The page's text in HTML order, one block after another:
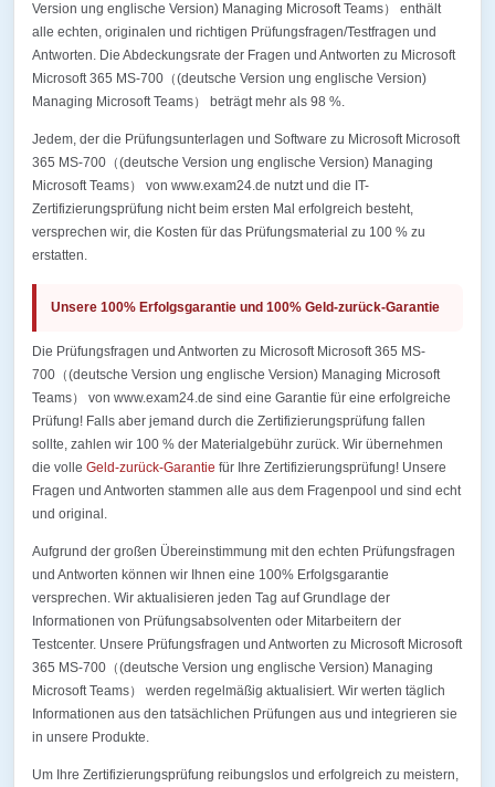
Version ung englische Version) Managing Microsoft Teams） enthält
alle echten, originalen und richtigen Prüfungsfragen/Testfragen und
Antworten. Die Abdeckungsrate der Fragen und Antworten zu Microsoft
Microsoft 365 MS-700（(deutsche Version ung englische Version)
Managing Microsoft Teams） beträgt mehr als 98 %.
Jedem, der die Prüfungsunterlagen und Software zu Microsoft Microsoft
365 MS-700（(deutsche Version ung englische Version) Managing
Microsoft Teams） von www.exam24.de nutzt und die IT-
Zertifizierungsprüfung nicht beim ersten Mal erfolgreich besteht,
versprechen wir, die Kosten für das Prüfungsmaterial zu 100 % zu
erstatten.
Unsere 100% Erfolgsgarantie und 100% Geld-zurück-Garantie
Die Prüfungsfragen und Antworten zu Microsoft Microsoft 365 MS-
700（(deutsche Version ung englische Version) Managing Microsoft
Teams） von www.exam24.de sind eine Garantie für eine erfolgreiche
Prüfung! Falls aber jemand durch die Zertifizierungsprüfung fallen
sollte, zahlen wir 100 % der Materialgebühr zurück. Wir übernehmen
die volle Geld-zurück-Garantie für Ihre Zertifizierungsprüfung! Unsere
Fragen und Antworten stammen alle aus dem Fragenpool und sind echt
und original.
Aufgrund der großen Übereinstimmung mit den echten Prüfungsfragen
und Antworten können wir Ihnen eine 100% Erfolgsgarantie
versprechen. Wir aktualisieren jeden Tag auf Grundlage der
Informationen von Prüfungsabsolventen oder Mitarbeitern der
Testcenter. Unsere Prüfungsfragen und Antworten zu Microsoft Microsoft
365 MS-700（(deutsche Version ung englische Version) Managing
Microsoft Teams） werden regelmäßig aktualisiert. Wir werten täglich
Informationen aus den tatsächlichen Prüfungen aus und integrieren sie
in unsere Produkte.
Um Ihre Zertifizierungsprüfung reibungslos und erfolgreich zu meistern,